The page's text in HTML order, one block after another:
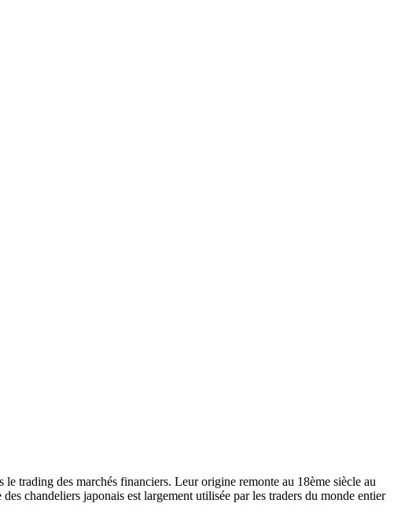
trading des marchés financiers. Leur origine remonte au 18ème siècle au
chandeliers japonais est largement utilisée par les traders du monde entier